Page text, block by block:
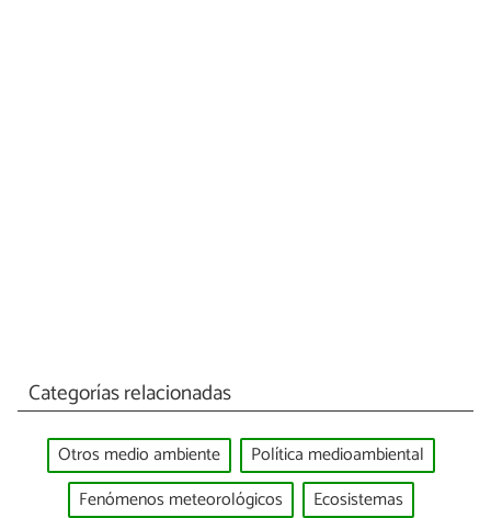
Categorías relacionadas
Otros medio ambiente
Política medioambiental
Fenómenos meteorológicos
Ecosistemas